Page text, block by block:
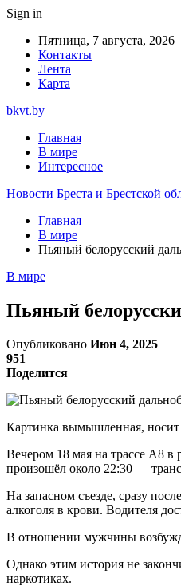
Sign in
Пятница, 7 августа, 2026
Контакты
Лента
Карта
bkvt.by
Главная
В мире
Интересное
Новости Бреста и Брестской
Главная
В мире
Пьяный белорусский
В мире
Пьяный
Опубликовано Июн 4, 2025
951
Поделится
Картинка вымышленная,
Вечером 18 мая на трассе A8
произошёл около 22:30 —
На запасном съезде, сразу
алкоголя в крови. Водителя
В отношении мужчины
Однако этим история не
наркотиках.